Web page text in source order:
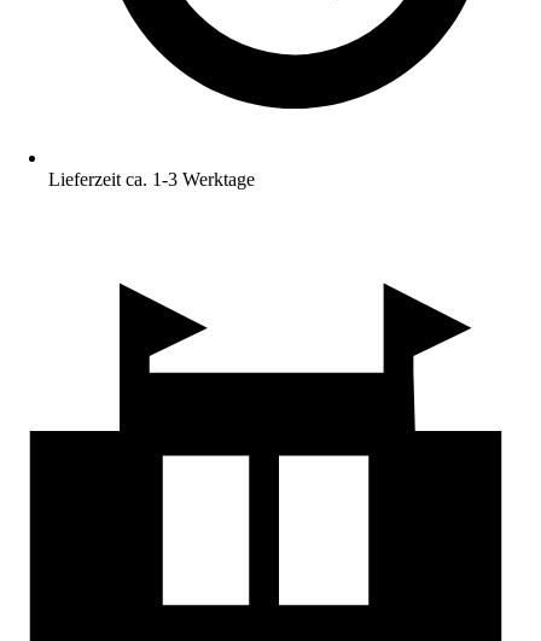
Lieferzeit ca. 1-3 Werktage